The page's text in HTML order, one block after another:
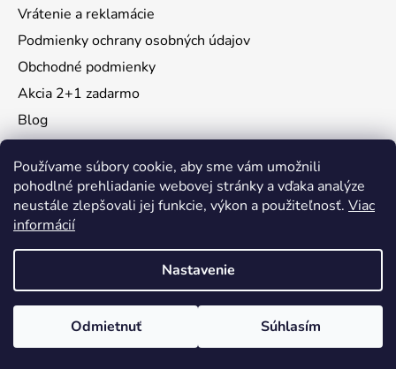
Používame súbory cookie, aby sme vám umožnili
pohodlné prehliadanie webovej stránky a vďaka analýze
neustále zlepšovali jej funkcie, výkon a použiteľnosť. Viac
informácií
Nastavenie
Odmietnuť Súhlasím
Vrátenie a reklamácie
Podmienky ochrany osobných údajov
Obchodné podmienky
Akcia 2+1 zadarmo
Blog
Instagram
Vytvoril Shoptet
Copyright 2026KidsMall
. Všetky práva vyhradené.
Upraviť nastavenie cookies